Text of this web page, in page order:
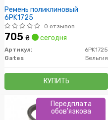
Ремень поликлиновый
6PK1725
0 отзывов
705 ₴ сегодня
Артикул:
6PK1725
Gates
Бельгия
КУПИТЬ
Передплата
обов'язкова